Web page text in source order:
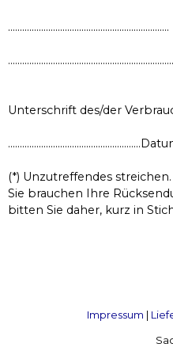
…………………………………………………………..
Unterschrift des/der
(*) Unzutreffendes streichen.
Sie brauchen Ihre
bitten Sie daher, kurz in
Impressum |